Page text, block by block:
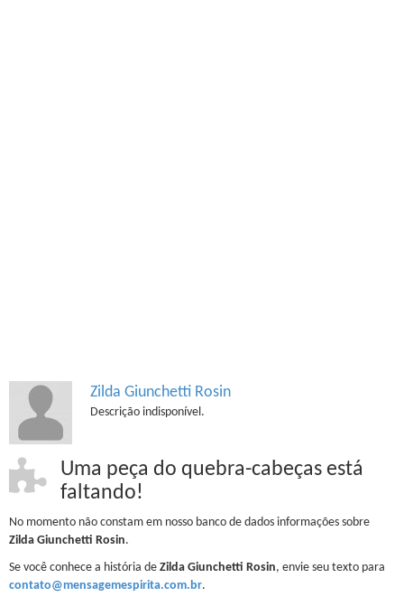
Zilda Giunchetti Rosin
Descrição indisponível.
Uma peça do quebra-cabeças está
faltando!
No momento não constam em nosso banco de dados informações sobre
Zilda Giunchetti Rosin.
Se você conhece a história de Zilda Giunchetti Rosin, envie seu texto para
contato@mensagemespirita.com.br.